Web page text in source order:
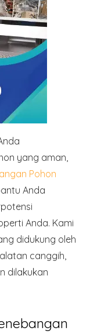
yang aman,
Pohon
Anda
Anda. Kami
didukung oleh
canggih,
dilakukan